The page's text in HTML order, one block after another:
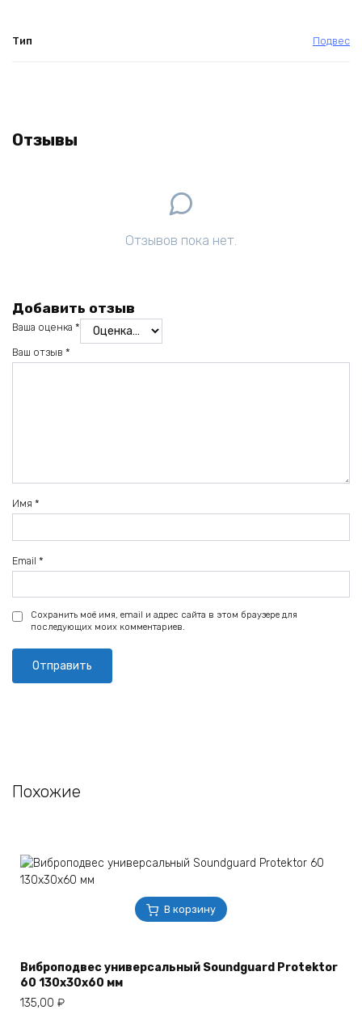
Тип Подвес
Отзывы
Отзывов пока нет.
Добавить отзыв
Ваша оценка *
Ваш отзыв *
Имя *
Email *
Сохранить моё имя, email и адрес сайта в этом браузере для
последующих моих комментариев.
Похожие
В корзину
Виброподвес универсальный Soundguard Protektor
60 130x30x60 мм
135,00 ₽